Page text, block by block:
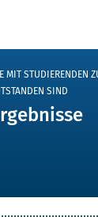
MIT STUDIERENDEN
SIND